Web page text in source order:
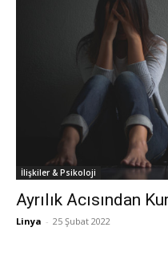
İlişkiler & Psikoloji
Ayrılık Acısından
Linya - 25 Şubat 2022